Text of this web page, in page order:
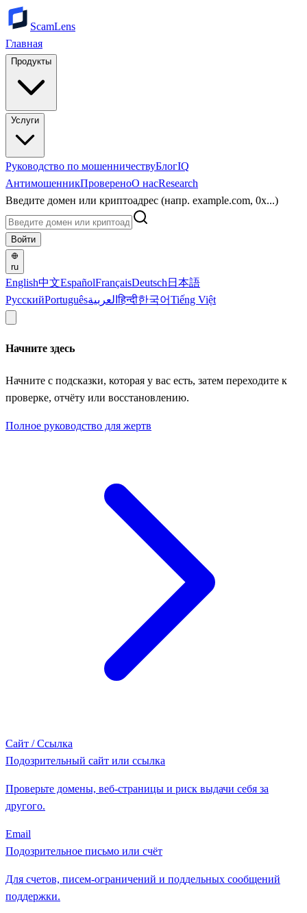
ScamLens
Главная
Продукты
Услуги
Руководство по мошенничествуБлогIQ
АнтимошенникПровереноО насResearch
Введите домен или криптоадрес (напр. example.com, 0x...)
Войти
ru
English中文EspañolFrançaisDeutsch 日本語
РусскийPortuguêsالعربيةहिन्दी한국어Tiếng Việt
Начните здесь
Начните с подсказки, которая у вас есть, затем переходите к
проверке, отчёту или восстановлению.
Полное руководство для жертв
Сайт / Ссылка
Подозрительный сайт или ссылка
Проверьте домены, веб-страницы и риск выдачи себя за
другого.
Email
Подозрительное письмо или счёт
Для счетов, писем-ограничений и поддельных сообщений
поддержки.